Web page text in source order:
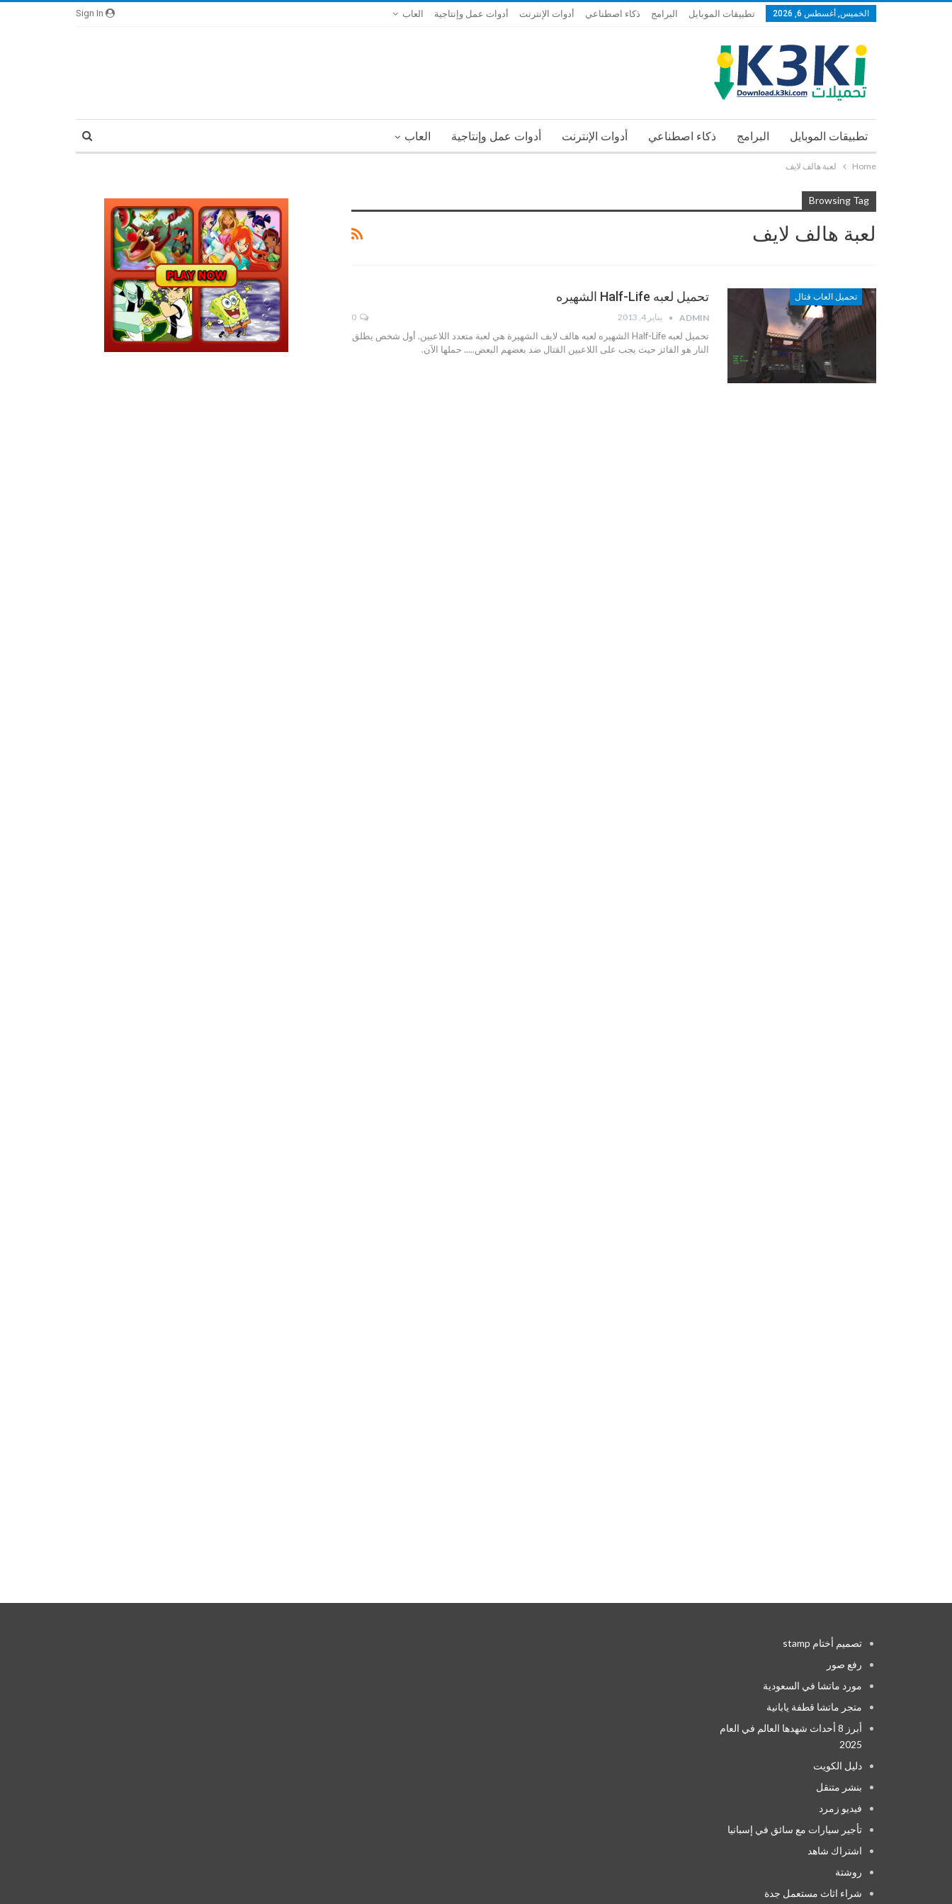
الخميس, أغسطس 6, 2026 تطبيقات الموبايل البرامج ذكاء اصطناعي أدوات الإنترنت أدوات عمل وإنتاجية العاب
تطبيقات الموبايل البرامج ذكاء اصطناعي أدوات الإنترنت أدوات عمل وإنتاجية العاب
Home لعبة هالف لايف
Browsing Tag
لعبة هالف لايف
تحميل العاب قتال تحميل لعبه Half-Life الشهيره
ADMIN يناير 4, 2013 0
تحميل لعبه Half-Life الشهيره لعبه هالف لايف الشهيرة هي لعبة متعدد اللاعبين. أول شخص يطلق
النار هو الفائز حيث يجب على اللاعبين القتال ضد بعضهم البعض..... حملها الآن.
تصميم أختام stamp
رفع صور
مورد ماتشا في السعودية
متجر ماتشا قطفة يابانية
أبرز 8 أحداث شهدها العالم في العام
2025
دليل الكويت
بنشر متنقل
فيديو زمرد
تأجير سيارات مع سائق في إسبانيا
اشتراك شاهد
روشتة
شراء اثاث مستعمل جدة